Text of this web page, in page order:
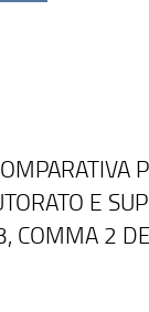
E
COMMA 2